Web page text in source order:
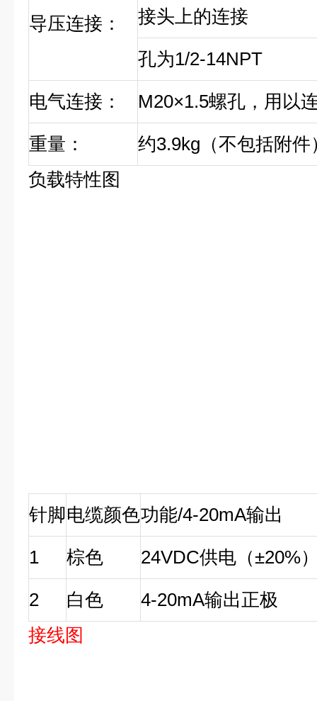
导压连接：
接头上的连接
孔为1/2-14NPT
电气连接：
M20×1.5螺孔，用以
重量：
约3.9kg（不包括附件
负载特性图
针脚电缆颜色功能/4-20mA输出
1
棕色
24VDC供电（±20%
2
白色
4-20mA输出正极
接线图